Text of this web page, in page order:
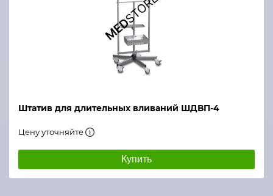
Штатив для длительных вливаний ШДВП-4
Цену уточняйте
Купить